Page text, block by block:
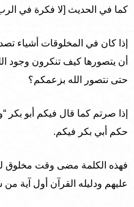
كما في الحديث [لا فكرة في
إذا كان في المخلوقات أشياء
أن يتصورها كيف تنكرون وجود
حتى نتصور الله بزعمكم؟
إذا صرتم كما قال فيكم أبو بكر
حكم أبي بكر فيكم.
فهذه الكلمة مضى وقت مخلوق
عليهم ودليله القرآن أول آية من